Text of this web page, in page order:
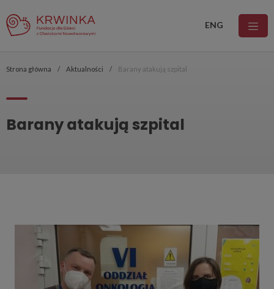
ENG
Strona główna Aktualności Barany atakują szpital
Barany atakują szpital